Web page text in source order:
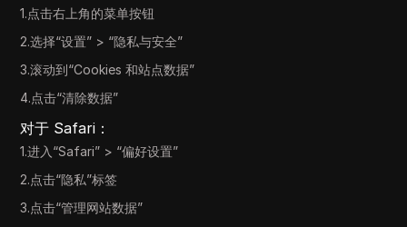
1.点击右上角的菜单按钮
2.选择“设置” > “隐私与安全”
3.滚动到“Cookies 和站点数据”
4.点击“清除数据”
对于 Safari：
1.进入“Safari” > “偏好设置”
2.点击“隐私”标签
3.点击“管理网站数据”